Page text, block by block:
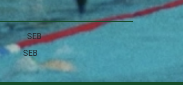
Stadium